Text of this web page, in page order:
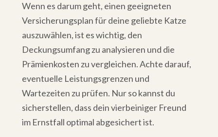
Wenn es darum geht, einen geeigneten
Versicherungsplan für deine geliebte Katze
auszuwählen, ist es wichtig, den
Deckungsumfang zu analysieren und die
Prämienkosten zu vergleichen. Achte darauf,
eventuelle Leistungsgrenzen und
Wartezeiten zu prüfen. Nur so kannst du
sicherstellen, dass dein vierbeiniger Freund
im Ernstfall optimal abgesichert ist.